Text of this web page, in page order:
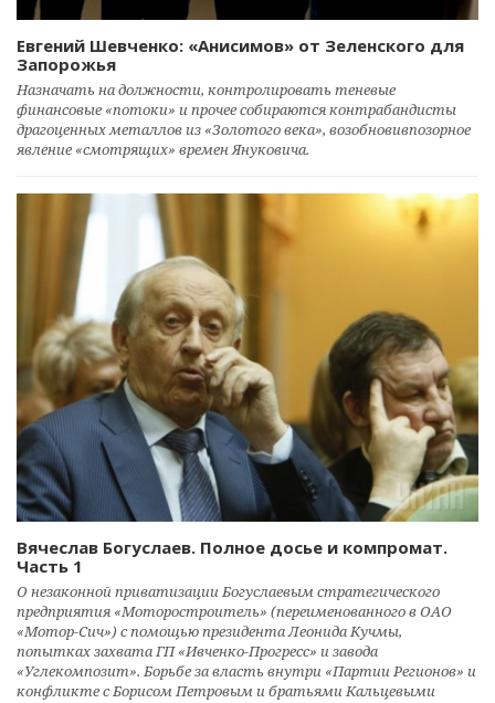
Евгений Шевченко: «Анисимов» от Зеленского для
Запорожья
Назначать на должности, контролировать теневые
финансовые «потоки» и прочее собираются контрабандисты
драгоценных металлов из «Золотого века», возобновивпозорное
явление «смотрящих» времен Януковича.
Вячеслав Богуслаев. Полное досье и компромат.
Часть 1
О незаконной приватизации Богуслаевым стратегического
предприятия «Моторостроитель» (переименованного в ОАО
«Мотор-Сич») с помощью президента Леонида Кучмы,
попытках захвата ГП «Ивченко-Прогресс» и завода
«Углекомпозит». Борьбе за власть внутри «Партии Регионов» и
конфликте с Борисом Петровым и братьями Кальцевыми